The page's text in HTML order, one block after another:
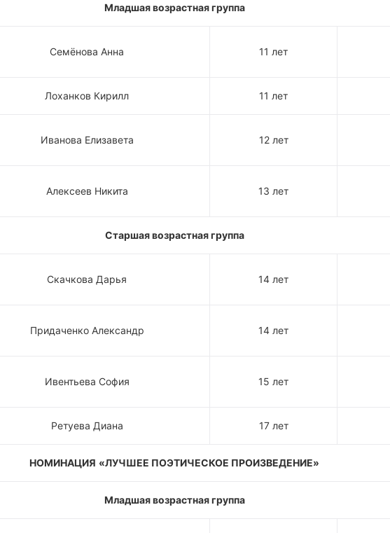
Младшая возрастная группа
Семёнова Анна 11 лет
Лоханков Кирилл 11 лет
Иванова Елизавета 12 лет
Алексеев Никита 13 лет
Старшая возрастная группа
Скачкова Дарья 14 лет
Придаченко Александр 14 лет
Ивентьева София 15 лет
Ретуева Диана 17 лет
НОМИНАЦИЯ «ЛУЧШЕЕ ПОЭТИЧЕСКОЕ ПРОИЗВЕДЕНИЕ»
Младшая возрастная группа